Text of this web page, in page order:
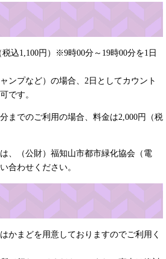
込1,100円）※9時00分～19時00分を1日
ンプなど）の場合、2日としてカウント
です。
までのご利用の場合、料金は2,000円（税
、（公財）福知山市都市緑化協会（電
合わせください。
かまどを用意しておりますのでご利用く